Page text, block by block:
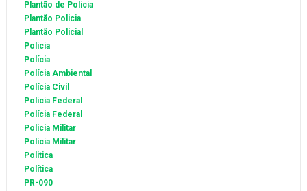
Plantão de Polícia
Plantão Policia
Plantão Policial
Policia
Polícia
Polícia Ambiental
Polícia Civil
Policia Federal
Polícia Federal
Policia Militar
Polícia Militar
Politica
Política
PR-090